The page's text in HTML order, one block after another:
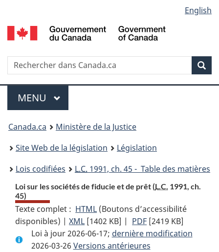
au
contenu
propos
de
la
HTML
simplifiée
selection
English
Recherche
Menu
MENU PRINCIPAL
You
are
here:
Canada.ca
Ministère de la Justice
Site Web de la législation
Législation
Lois codifiées
L.C. 1991, ch. 45 - Table des matières
Loi sur les sociétés de fiducie et de prêt (L.C. 1991, ch.
45)
Texte complet : HTML Texte
complet
:
Loi
(Boutons d’accessibilité
disponibles) |XML Texte
complet
:
[1402 KB] | PDF Texte
complet
:
[2419 KB]
Loi à jour 2026-06-17; dernière modification
2026-03-26 Versions antérieures